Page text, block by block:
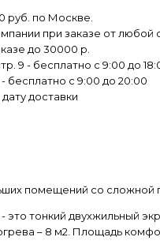
руб. по Москве.
при заказе от любой
до 30000 р.
9 - бесплатно с 9:00 до
бесплатно с 9:00 до 20:00
доставки
помещений со
- это тонкий двухжильный
– 8 м2. Площадь